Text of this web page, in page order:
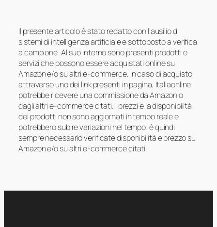
Il presente articolo è stato redatto con l’ausilio di
sistemi di intelligenza artificiale e sottoposto a verifica
a campione. Al suo interno sono presenti prodotti e
servizi che possono essere acquistati online su
Amazon e/o su altri e-commerce. In caso di acquisto
attraverso uno dei link presenti in pagina, Italiaonline
potrebbe ricevere una commissione da Amazon o
dagli altri e-commerce citati. I prezzi e la disponibilità
dei prodotti non sono aggiornati in tempo reale e
potrebbero subire variazioni nel tempo: è quindi
sempre necessario verificate disponibilità e prezzo su
Amazon e/o su altri e-commerce citati.